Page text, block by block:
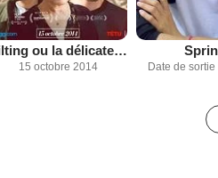
Lilting ou la délicatesse
15 octobre 2014 Date de